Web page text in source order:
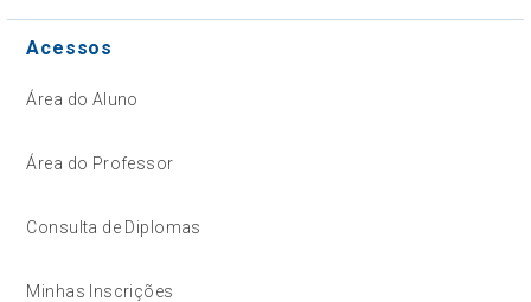
Acessos
Área do Aluno
Área do Professor
Consulta de Diplomas
Minhas Inscrições